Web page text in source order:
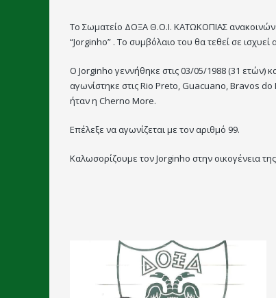
Το Σωματείο ΔΟΞΑ Θ.Ο.Ι. ΚΑΤΩΚΟΠΙΑΣ
“Jorginho” . Το συμβόλαιο του θα τεθεί σε ισχυεί
Ο Jorginho γεννήθηκε στις 03/05/1988 (31 ετών)
αγωνίστηκε στις Rio Preto, Guacuano, Bravos
ήταν η Cherno More.
Επέλεξε να αγωνίζεται με τον αριθμό 99.
Καλωσορίζουμε τον Jorginho στην οικογένεια